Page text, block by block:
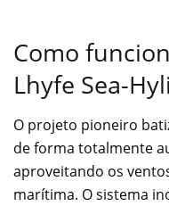
Como
Lhyfe Sea-
O projeto pioneiro
de forma totalmente
aproveitando os
marítima. O sistema